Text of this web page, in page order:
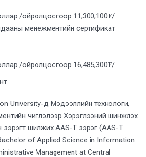
/ойролцоогоор 11,300,100₮/
менежментийн сертификат
/ойролцоогоор 16,485,300₮/
University-д Мэдээллийн технологи,
чиглэлээр Хэрэглээний шинжлэх
шилжих AAS-T зэрэг (AAS-T
of Applied Science in Information
Management at Central